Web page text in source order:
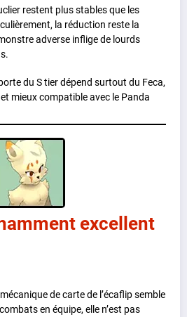
restent plus stables que les
la réduction reste la
adverse inflige de lourds
du S tier dépend surtout du Feca,
mieux compatible avec le Panda
excellent
de carte de l’écaflip semble
en équipe, elle n’est pas